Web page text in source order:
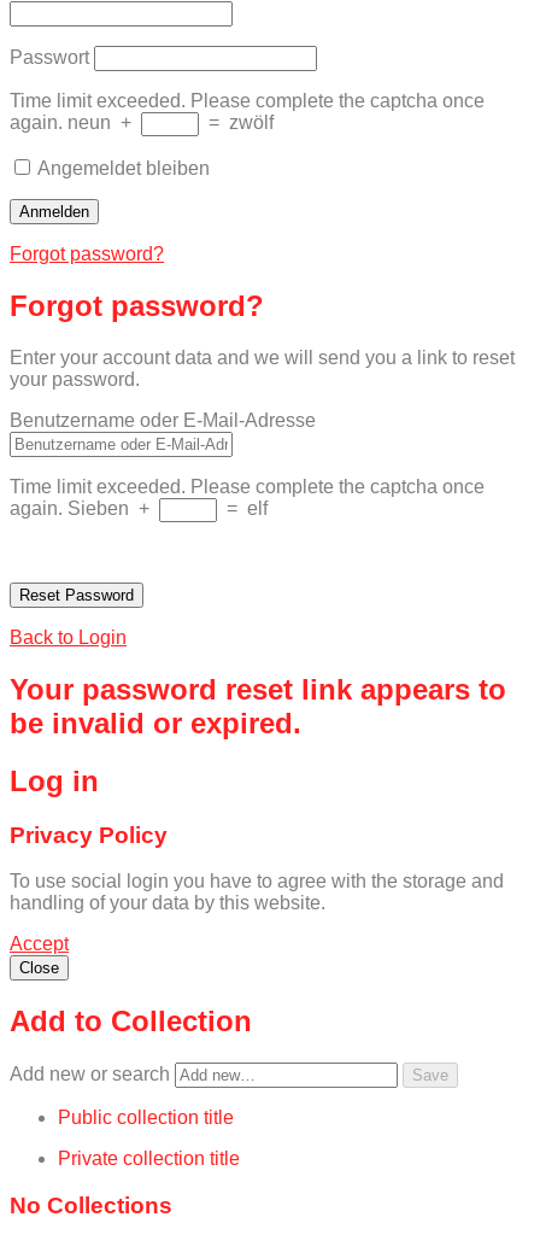
Passwort
Time limit exceeded. Please complete the captcha once
again. neun + = zwölf
Angemeldet bleiben
Forgot password?
Forgot password?
Enter your account data and we will send you a link to reset
your password.
Benutzername oder E-Mail-Adresse
Time limit exceeded. Please complete the captcha once
again. Sieben + = elf
Back to Login
Your password reset link appears to
be invalid or expired.
Log in
Privacy Policy
To use social login you have to agree with the storage and
handling of your data by this website.
Accept
Close
Add to Collection
Add new or search
Public collection title
Private collection title
No Collections